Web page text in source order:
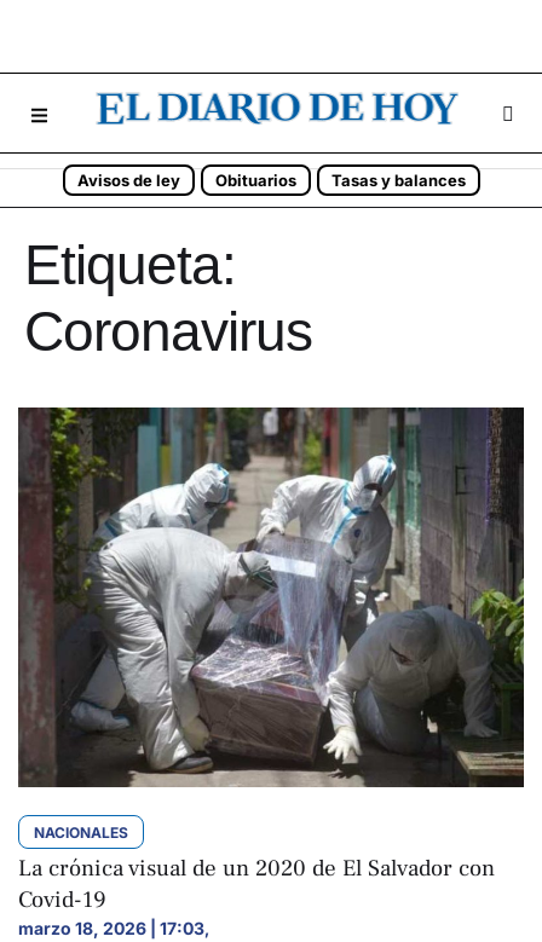
Avisos de ley Obituarios Tasas y balances
Etiqueta:
Coronavirus
NACIONALES
La crónica visual de un 2020 de El Salvador con
Covid-19
marzo 18, 2026 | 17:03,